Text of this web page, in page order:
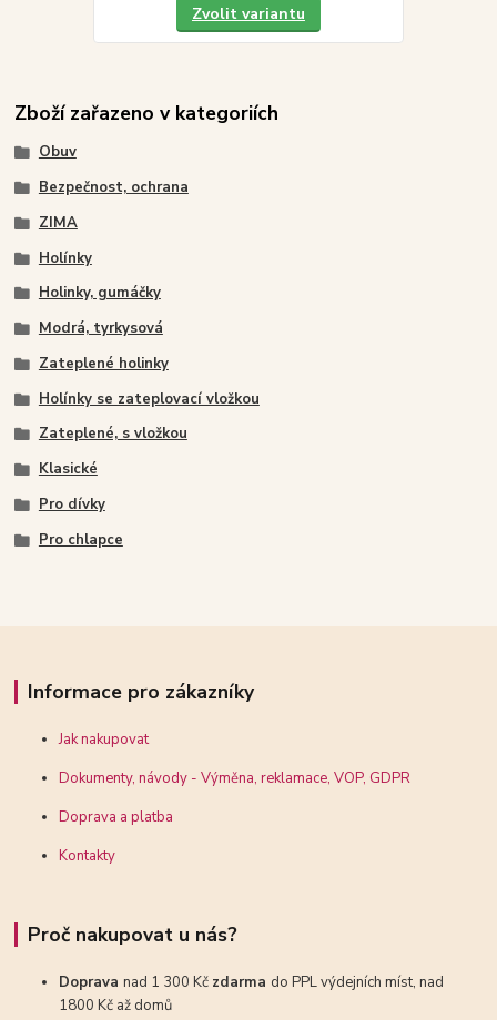
Zvolit variantu
Zboží zařazeno v kategoriích
Obuv
Bezpečnost, ochrana
ZIMA
Holínky
Holinky, gumáčky
Modrá, tyrkysová
Zateplené holinky
Holínky se zateplovací vložkou
Zateplené, s vložkou
Klasické
Pro dívky
Pro chlapce
Informace pro zákazníky
Jak nakupovat
Dokumenty, návody - Výměna, reklamace, VOP, GDPR
Doprava a platba
Kontakty
Proč nakupovat u nás?
Dopravanad 1 300 Kč zdarma do PPL výdejních míst, nad
1800 Kč až domů